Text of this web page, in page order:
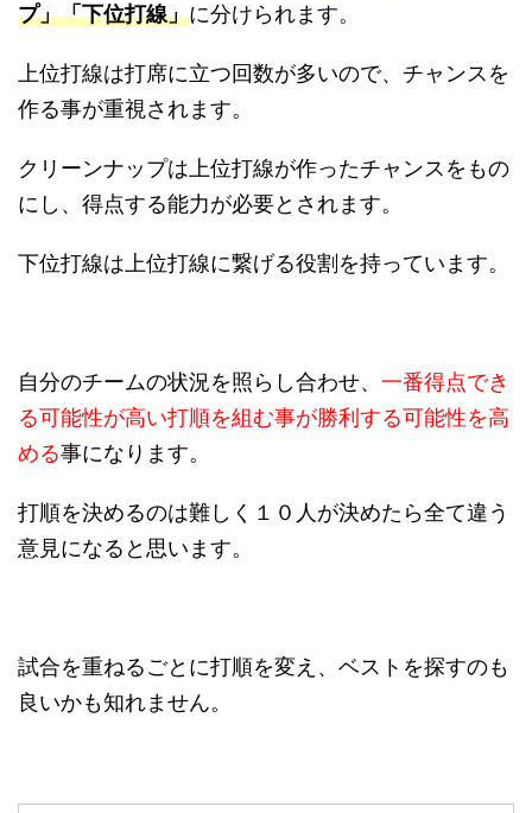
プ」「下位打線」に分けられます。
上位打線は打席に立つ回数が多いので、チャンスを
作る事が重視されます。
クリーンナップは上位打線が作ったチャンスをもの
にし、得点する能力が必要とされます。
下位打線は上位打線に繋げる役割を持っています。
自分のチームの状況を照らし合わせ、 一番得点でき
る可能性が高い打順を組む事が勝利する可能性を高
める事になります。
打順を決めるのは難しく１０人が決めたら全て違う
意見になると思います。
試合を重ねるごとに打順を変え、ベストを探すのも
良いかも知れません。